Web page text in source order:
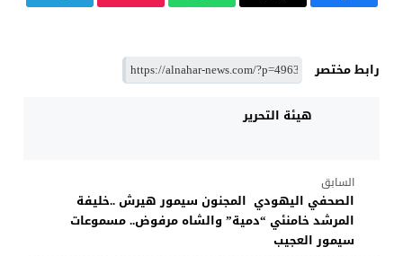
رابط مختصر
هيئة التحرير
السابق
الصحفي اليهودي المجنون سيمور هيرش ..خليفة
المرشد خامنئي “دمية” والشاه مرفوض.. مسموعات
سيمور العجيب